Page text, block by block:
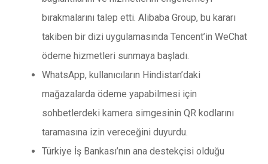
bırakmalarını talep etti. Alibaba Group, bu kararı
takiben bir dizi uygulamasında Tencent’in WeChat
ödeme hizmetleri sunmaya başladı.
WhatsApp, kullanıcıların Hindistan’daki
mağazalarda ödeme yapabilmesi için
sohbetlerdeki kamera simgesinin QR kodlarını
taramasına izin vereceğini duyurdu.
Türkiye İş Bankası’nın ana destekçisi olduğu